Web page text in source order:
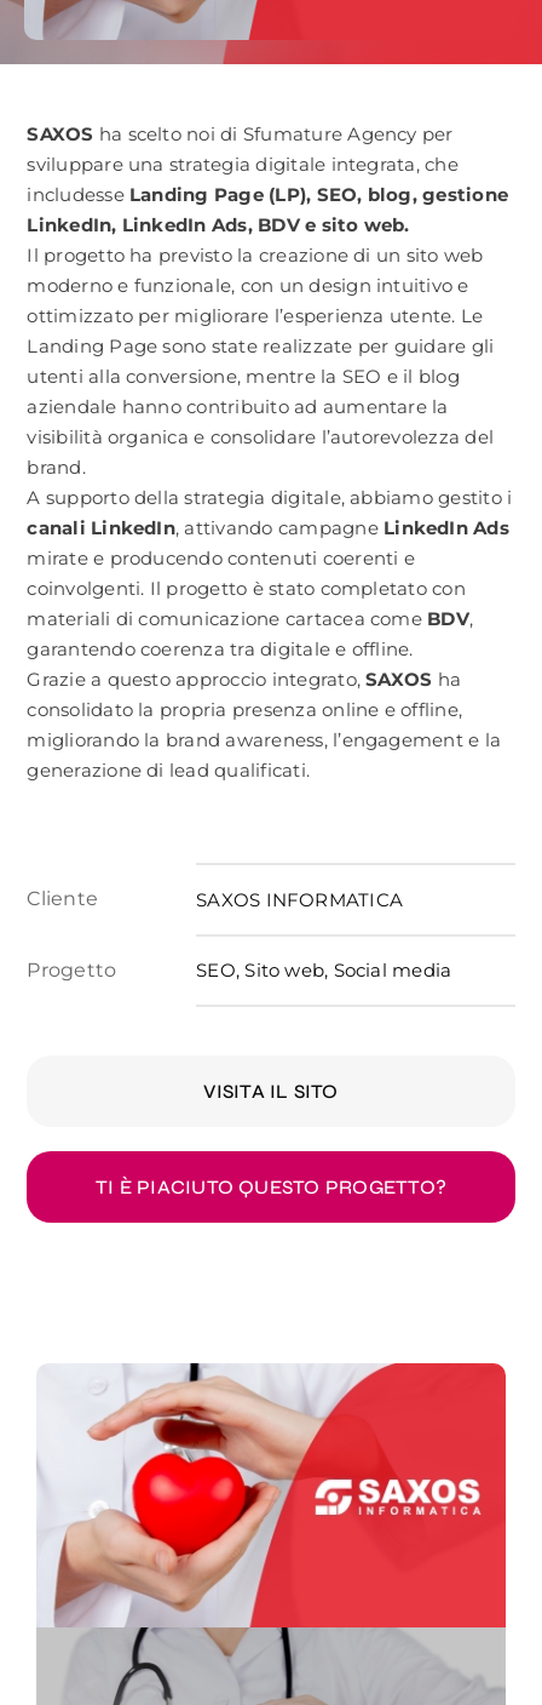
CONTATTACI
Cliente SAXOS INFORMATICA
Progetto SEO, Sito web, Social media
VISITA IL SITO
TI È PIACIUTO QUESTO PROGETTO?
SAXOS ha scelto noi di Sfumature Agency per
sviluppare una strategia digitale integrata, che
includesse Landing Page (LP), SEO, blog, gestione
LinkedIn, LinkedIn Ads, BDV e sito web.
Il progetto ha previsto la creazione di un sito web
moderno e funzionale, con un design intuitivo e
ottimizzato per migliorare l’esperienza utente. Le
Landing Page sono state realizzate per guidare gli
utenti alla conversione, mentre la SEO e il blog
aziendale hanno contribuito ad aumentare la
visibilità organica e consolidare l’autorevolezza del
brand.
A supporto della strategia digitale, abbiamo gestito i
canali LinkedIn, attivando campagneLinkedIn Ads
mirate e producendo contenuti coerenti e
coinvolgenti. Il progetto è stato completato con
materiali di comunicazione cartacea come BDV,
garantendo coerenza tra digitale e offline.
Grazie a questo approccio integrato,SAXOS ha
consolidato la propria presenza online e offline,
migliorando la brand awareness, l’engagement e la
generazione di lead qualificati.